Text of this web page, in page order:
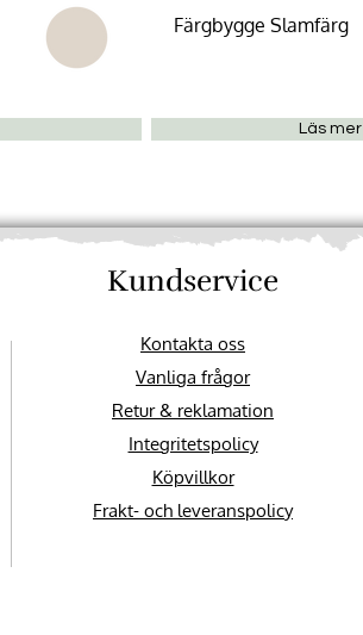
Färgbygge Slamfärg
Läs mer
Kundservice
Kontakta oss
Vanliga frågor
Retur & reklamation
Integritetspolicy
Köpvillkor
Frakt- och leveranspolicy